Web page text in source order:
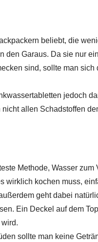
beliebt, die
den Garaus. Da sie nur
sind, sollte man sich
jedoch
allen Schadstoffen
Methode, Wasser
wirklich kochen muss,
geht dabei
Ein Deckel auf dem
sollte man keine